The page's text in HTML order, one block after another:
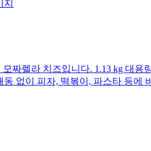
짜렐라 치즈입니다. 1.13 kg 대
없이 피자, 떡볶이, 파스타 등에